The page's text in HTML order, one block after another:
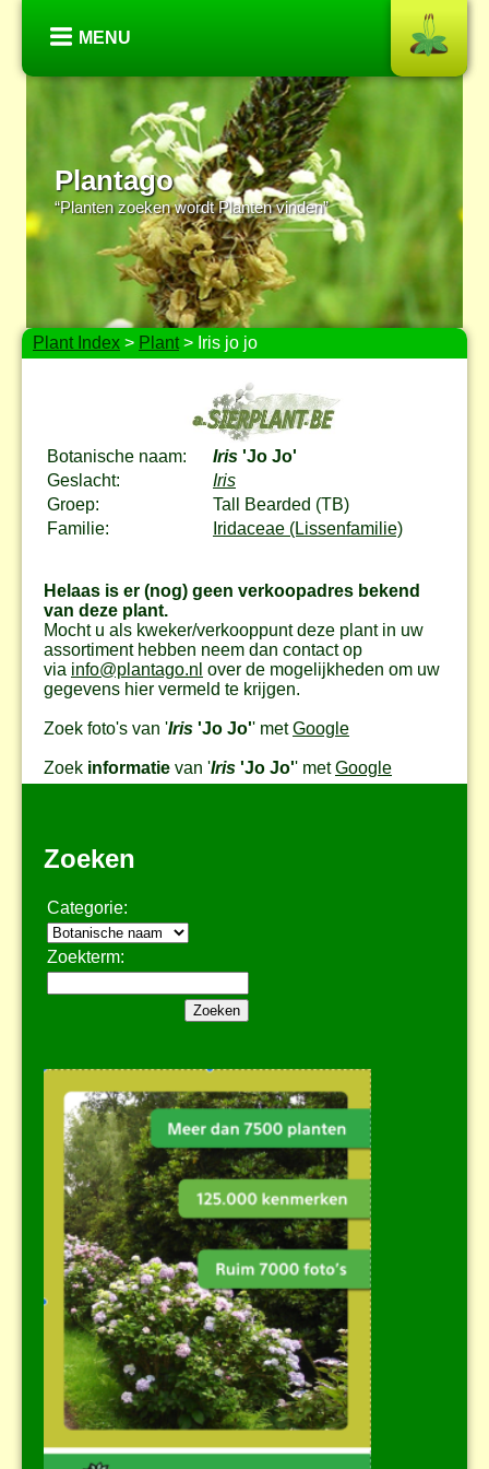
MENU
Plantago
“Planten zoeken wordt Planten vinden”
Plant Index > Plant> Iris jo jo
Botanische naam: Iris 'Jo Jo'
Geslacht:
Iris
Groep:
Tall Bearded (TB)
Familie:
Iridaceae (Lissenfamilie)
Helaas is er (nog) geen verkoopadres bekend
van deze plant.
Mocht u als kweker/verkooppunt deze plant in uw
assortiment hebben neem dan contact op
via info@plantago.nl over de mogelijkheden om uw
gegevens hier vermeld te krijgen.
Zoek foto's van 'Iris 'Jo Jo'' metGoogle
Zoek informatie van 'Iris 'Jo Jo'' metGoogle
Zoeken
Categorie:
Zoekterm: